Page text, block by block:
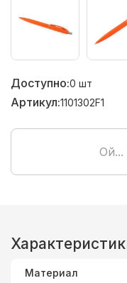
Доступно:0 шт
Артикул:1101302F1
Ой...
Материал